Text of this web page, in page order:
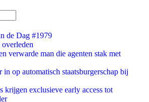
de Dag #1979
verwarde man die agenten stak met
op automatisch staatsburgerschap bij
krijgen exclusieve early access tot